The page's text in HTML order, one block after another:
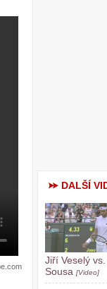
DALŠÍ
Jiří Veselý
Sousa [Video]